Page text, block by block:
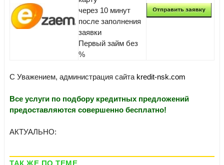
через 10 минут
после заполнения
заявки
Первый займ без
%
С Уважением, администрация сайта kredit-nsk.com
Все услуги по подбору кредитных предложений
предоставляются совершенно бесплатно!
АКТУАЛЬНО:
ТАК ЖЕ ПО ТЕМЕ